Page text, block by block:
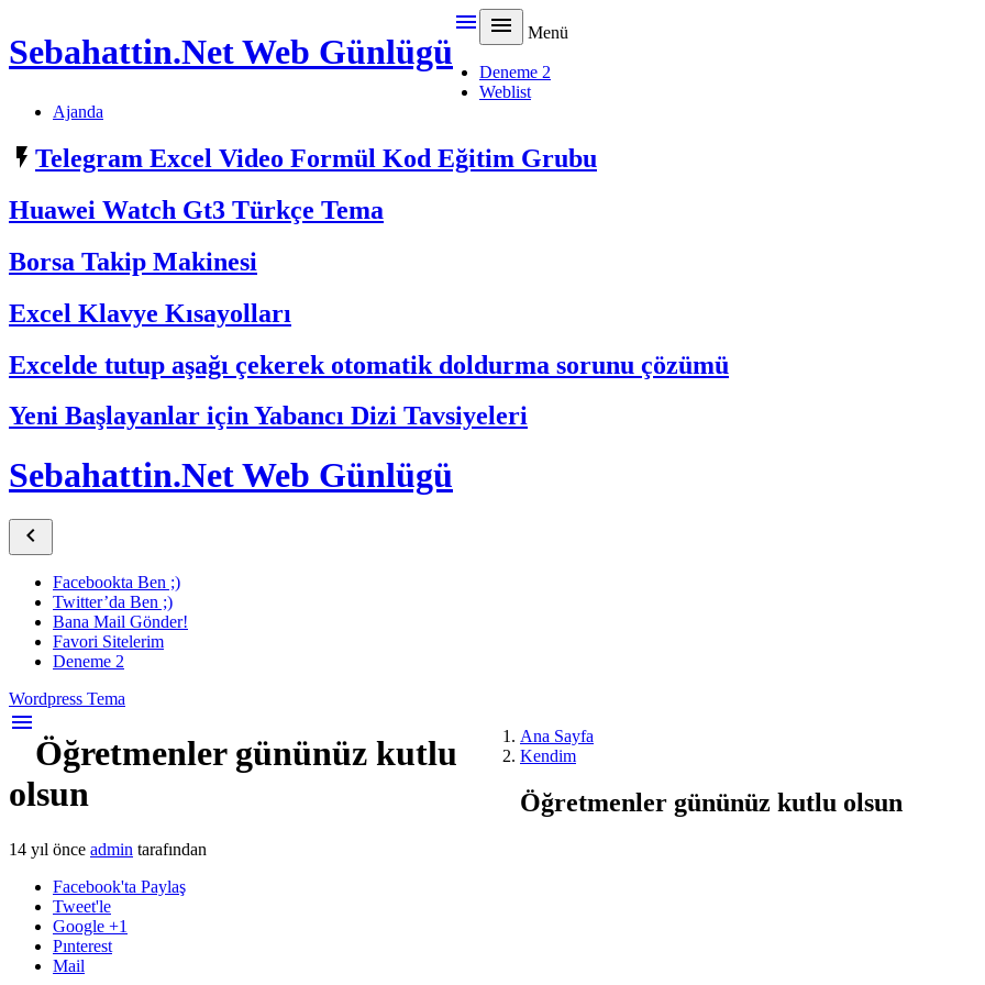
Sebahattin.Net Web Günlügü
  Menü
Deneme 2
Weblist
Ajanda
 Telegram Excel Video Formül Kod Eğitim Grubu
Huawei Watch Gt3 Türkçe Tema
Borsa Takip Makinesi
Excel Klavye Kısayolları
Excelde tutup aşağı çekerek otomatik doldurma sorunu çözümü
Yeni Başlayanlar için Yabancı Dizi Tavsiyeleri
Sebahattin.Net Web Günlügü

Facebookta Ben ;)
Twitter’da Ben ;)
Bana Mail Gönder!
Favori Sitelerim
Deneme 2
Wordpress Tema
menu
Öğretmenler gününüz kutlu
olsun
Ana Sayfa
Kendim
Öğretmenler gününüz kutlu olsun
14 yıl önce admin tarafından
Facebook'ta Paylaş
Tweet'le
Google +1
Pınterest
Mail